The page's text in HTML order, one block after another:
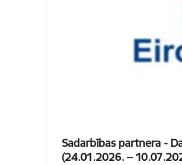
Sadarbības partnera -
(24.01.2026. –